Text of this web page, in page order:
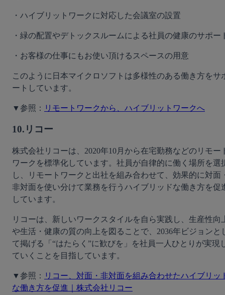
・ハイブリットワークに対応した会議室の設置
・緑の配置やデトックスルームによる社員の健康のサポー
・お客様の仕事にもお使い頂けるスペースの用意
このように日本マイクロソフトは多様性のある働き方をサ
ートしています。
▼参照： リモートワークから、ハイブリットワークへ
10.リコー
株式会社リコーは、2020年10月から在宅勤務などのリモー
ワークを標準化しています。社員が自律的に働く場所を選
し、リモートワークと出社を組み合わせて、効果的に対面
非対面を使い分けて業務を行うハイブリッドな働き方を促
しています。
リコーは、新しいワークスタイルを自ら実践し、生産性向
や生活・健康の質の向上を図ることで、2036年ビジョンと
て掲げる「“はたらく”に歓びを」を社員一人ひとりが実現
ていくことを目指しています。
▼参照： リコー、対面・非対面を組み合わせたハイブリッ
な働き方を促進｜株式会社リコー